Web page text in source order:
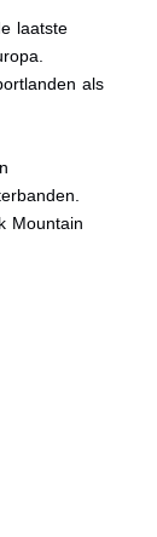
laatste
als
Mountain